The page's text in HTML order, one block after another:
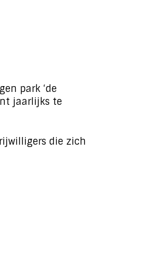
park ‘de
jaarlijks te
die zich